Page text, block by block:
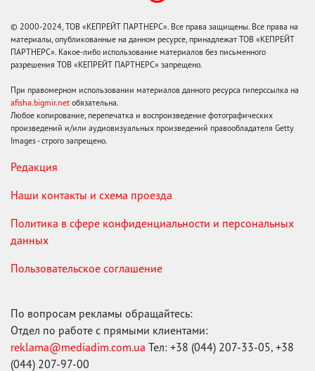
© 2000-2024, ТОВ «КЕПРЕЙТ ПАРТНЕРС». Все права защищены. Все права на
материалы, опубликованные на данном ресурсе, принадлежат ТОВ «КЕПРЕЙТ
ПАРТНЕРС». Какое-либо использование материалов без письменного
разрешения ТОВ «КЕПРЕЙТ ПАРТНЕРС» запрещено.
При правомерном использовании материалов данного ресурса гиперссылка на
afisha.bigmir.net обязательна.
Любое копирование, перепечатка и воспроизведение фотографических
произведений и/или аудиовизуальных произведений правообладателя Getty
Images - строго запрещено.
Редакция
Наши контакты и схема проезда
Политика в сфере конфиденциальности и персональных
данных
Пользовательское соглашение
По вопросам рекламы обращайтесь:
Отдел по работе с прямыми клиентами:
reklama@mediadim.com.ua Тел: +38 (044) 207-33-05, +38
(044) 207-97-00